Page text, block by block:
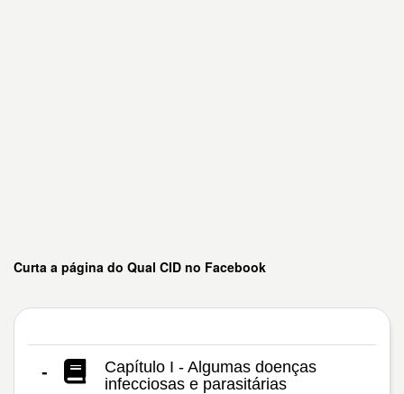
Curta a página do Qual CID no Facebook
-
Capítulo I - Algumas doenças
infecciosas e parasitárias